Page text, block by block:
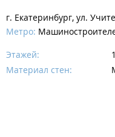
г. Екатеринбург, ул.
Метро:
Этажей:
Материал стен: